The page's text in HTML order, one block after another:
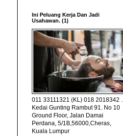
Ini Peluang Kerja Dan Jadi
Usahawan. (1)
011 33111321 (KL) 018 2018342 .
Kedai Gunting Rambut 91. No 10
Ground Floor, Jalan Damai
Perdana, 5/1B,56000,Cheras,
Kuala Lumpur